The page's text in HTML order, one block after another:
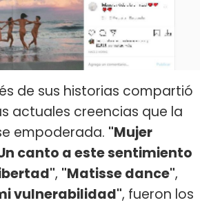
de sus historias compartió
actuales creencias que la
empoderada. "Mujer
canto a este sentimiento
, "Matisse dance",
vulnerabilidad", fueron los